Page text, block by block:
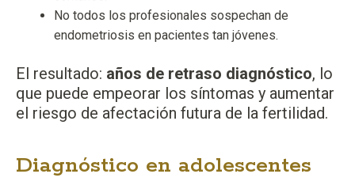
No todos los profesionales sospechan de
endometriosis en pacientes tan jóvenes.
El resultado: años de retraso diagnóstico, lo
que puede empeorar los síntomas y aumentar
el riesgo de afectación futura de la fertilidad.
Diagnóstico en adolescentes